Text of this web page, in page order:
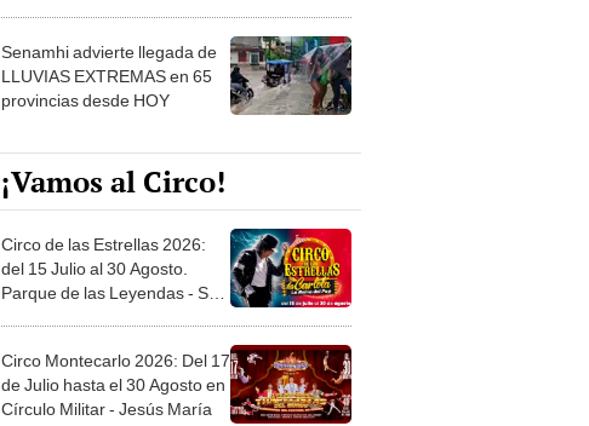
Senamhi advierte llegada de
LLUVIAS EXTREMAS en 65
provincias desde HOY
¡Vamos al Circo!
Circo de las Estrellas 2026:
del 15 Julio al 30 Agosto.
Parque de las Leyendas - San
Circo Montecarlo 2026: Del 17
de Julio hasta el 30 Agosto en
Círculo Militar - Jesús María